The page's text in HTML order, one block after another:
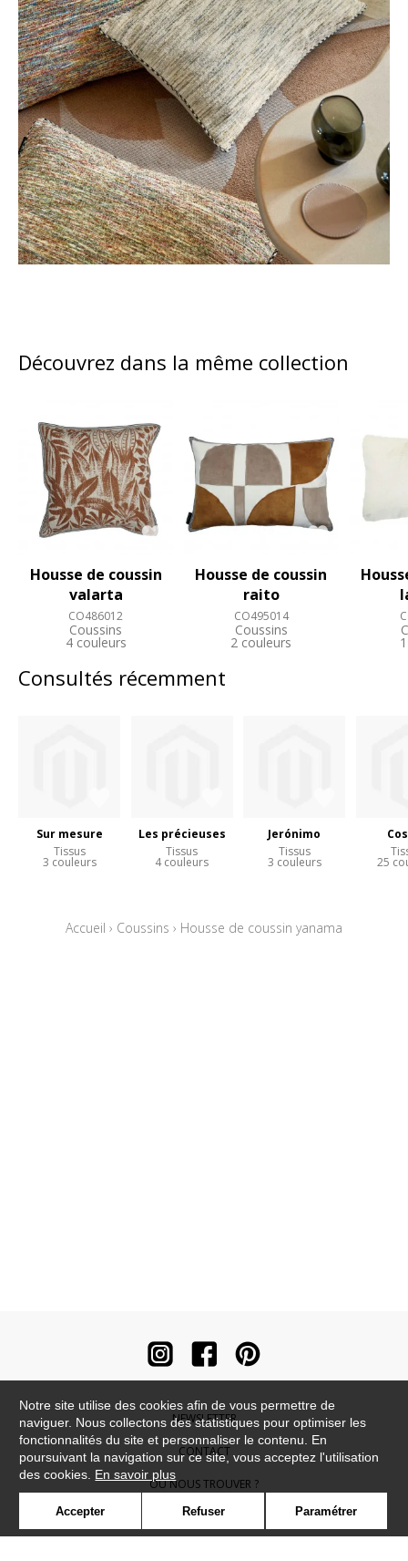
Découvrez dans la même collection
Housse de coussin
valarta
CO486012
Coussins
4 couleurs
Housse de coussin
raito
CO495014
Coussins
2 couleurs
Consultés récemment
Sur mesure
Tissus
3 couleurs
Les précieuses
Tissus
4 couleurs
Jerónimo
Tissus
3 couleurs 25
Accueil › Coussins › Housse de coussin yanama
NEWSLETTER
CONTACT
OÙ NOUS TROUVER ?
CONTRACT
Notre site utilise des cookies afin de vous permettre de
naviguer. Nous collectons des statistiques pour optimiser les
fonctionnalités du site et personnaliser le contenu. En
poursuivant la navigation sur ce site, vous acceptez l'utilisation
des cookies. En savoir plus
Accepter Refuser Paramétrer